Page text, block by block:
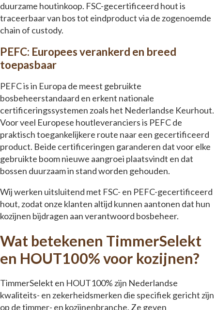
duurzame houtinkoop. FSC-gecertificeerd hout is
traceerbaar van bos tot eindproduct via de zogenoemde
chain of custody.
PEFC: Europees verankerd en breed
toepasbaar
PEFC is in Europa de meest gebruikte
bosbeheerstandaard en erkent nationale
certificeringssystemen zoals het Nederlandse Keurhout.
Voor veel Europese houtleveranciers is PEFC de
praktisch toegankelijkere route naar een gecertificeerd
product. Beide certificeringen garanderen dat voor elke
gebruikte boom nieuwe aangroei plaatsvindt en dat
bossen duurzaam in stand worden gehouden.
Wij werken uitsluitend met FSC- en PEFC-gecertificeerd
hout, zodat onze klanten altijd kunnen aantonen dat hun
kozijnen bijdragen aan verantwoord bosbeheer.
Wat betekenen TimmerSelekt
en HOUT100% voor kozijnen?
TimmerSelekt en HOUT100% zijn Nederlandse
kwaliteits- en zekerheidsmerken die specifiek gericht zijn
op de timmer- en kozijnenbranche. Ze geven